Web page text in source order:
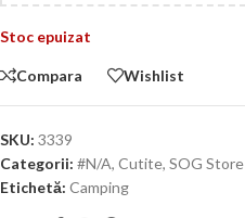
Stoc epuizat
Compara Wishlist
SKU: 3339
Categorii: #N/A, Cutite, SOG Store
Etichetă: Camping